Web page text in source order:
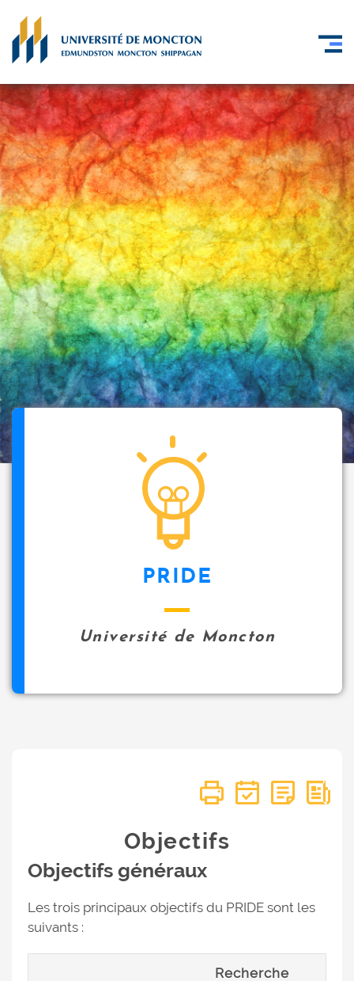
PRIDE
Université de Moncton
Objectifs
Objectifs généraux
Les trois principaux objectifs du PRIDE sont les
suivants :
Recherche